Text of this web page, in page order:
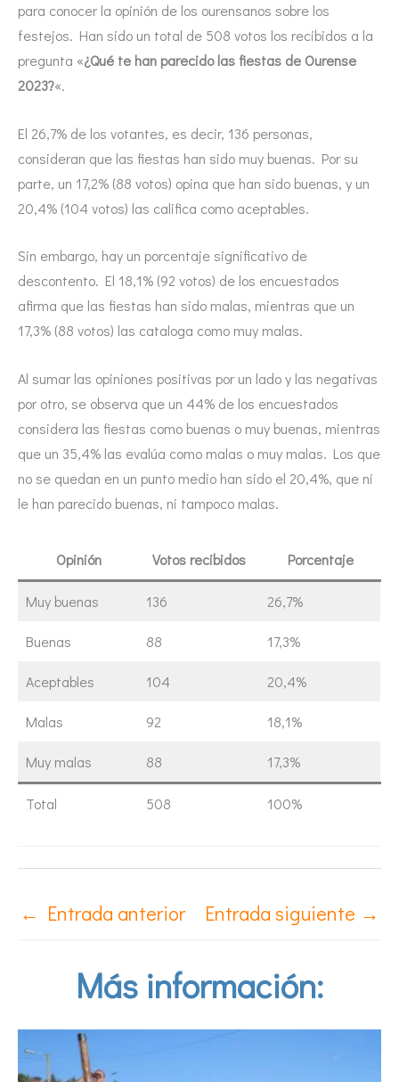
para conocer la opinión de los ourensanos sobre los
festejos. Han sido un total de 508 votos los recibidos a la
pregunta «¿Qué te han parecido las fiestas de Ourense
2023?«.
El 26,7% de los votantes, es decir, 136 personas,
consideran que las fiestas han sido muy buenas. Por su
parte, un 17,2% (88 votos) opina que han sido buenas, y un
20,4% (104 votos) las califica como aceptables.
Sin embargo, hay un porcentaje significativo de
descontento. El 18,1% (92 votos) de los encuestados
afirma que las fiestas han sido malas, mientras que un
17,3% (88 votos) las cataloga como muy malas.
Al sumar las opiniones positivas por un lado y las negativas
por otro, se observa que un 44% de los encuestados
considera las fiestas como buenas o muy buenas, mientras
que un 35,4% las evalúa como malas o muy malas. Los que
no se quedan en un punto medio han sido el 20,4%, que ni
le han parecido buenas, ni tampoco malas.
Opinión Votos recibidos Porcentaje
Muy buenas 136 26,7%
Buenas 88 17,3%
Aceptables 104 20,4%
Malas 92 18,1%
Muy malas 88 17,3%
Total 508 100%
← Entrada anterior Entrada siguiente →
Más información: